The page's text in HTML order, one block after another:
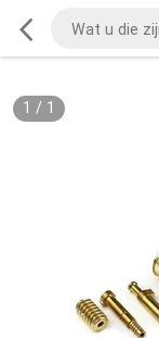
1 / 1